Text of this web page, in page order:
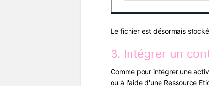
Le fichier est désormais
3. Intégrer un
Comme pour intégrer une
ou à l'aide d'une Ressource